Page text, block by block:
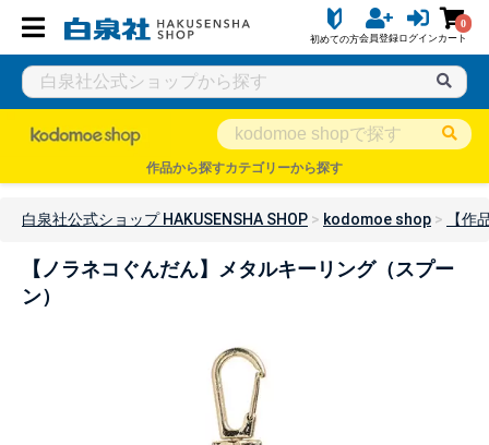
初めての方会員登録ログイン
0
カート
作品から探すカテゴリーから探す
白泉社公式ショップ HAKUSENSHA SHOP kodomoe shop 【作
【ノラネコぐんだん】メタルキーリング（スプー
ン）